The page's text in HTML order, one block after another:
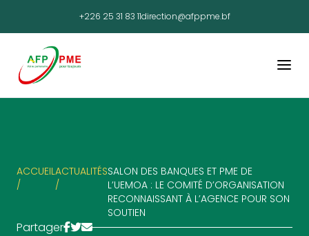
+226 25 31 83 11direction@afppme.bf
ACCUEIL
/
ACTUALITÉS
/
SALON DES BANQUES ET PME DE
L’UEMOA : LE COMITÉ D’ORGANISATION
RECONNAISSANT À L’AGENCE POUR SON
SOUTIEN
Partager